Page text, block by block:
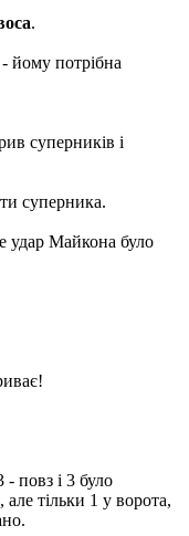
.
йому потрібна
суперників і
суперника.
удар Майкона було
повз і 3 було
тільки 1 у ворота,